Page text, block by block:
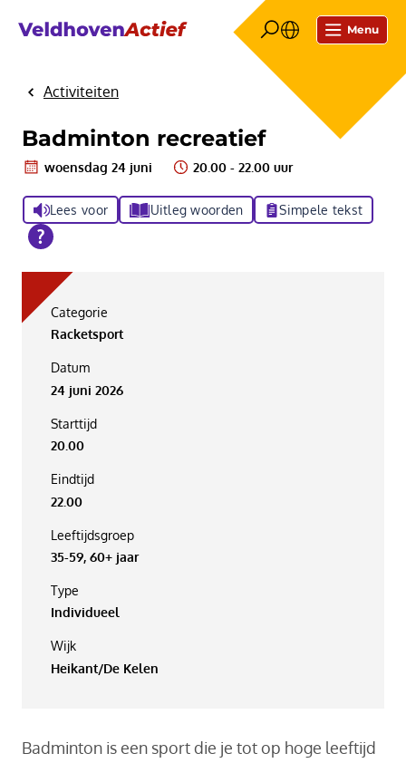
Menu
HomeActiviteiten
Badminton recreatief
woensdag 24 juni 20.00 - 22.00 uur
Lees voor Uitleg woorden Simpele tekst
Categorie
Racketsport
Datum
24 juni 2026
Starttijd
20.00
Eindtijd
22.00
Leeftijdsgroep
35-59, 60+ jaar
Type
Individueel
Wijk
Heikant/De Kelen
Badminton is een sport die je tot op hoge leeftijd